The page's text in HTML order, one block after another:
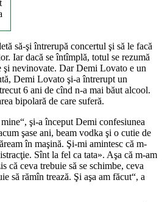
să-şi întrerupă concertul şi să le facă
Iar dacă se întîmplă, totul se rezumă
nevinovate. Dar Demi Lovato e un
Demi Lovato şi-a întrerupt un
6 ani de cînd n-a mai băut alcool.
bipolară de care suferă.
şi-a început Demi confesiunea
şase ani, beam vodka şi o cutie de
în maşină. Şi-mi amintesc că m-
Sînt la fel ca tata». Aşa că m-am
că ceva trebuie să se schimbe, ceva
să rămîn trează. Şi aşa am făcut“, a